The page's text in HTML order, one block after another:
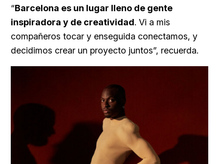
“Barcelona es un lugar lleno de gente
inspiradora y de creatividad. Vi a mis
compañeros tocar y enseguida conectamos, y
decidimos crear un proyecto juntos”, recuerda.